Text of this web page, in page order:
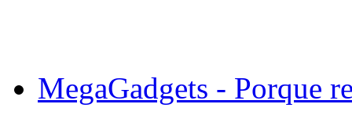
MegaGadgets - Porque